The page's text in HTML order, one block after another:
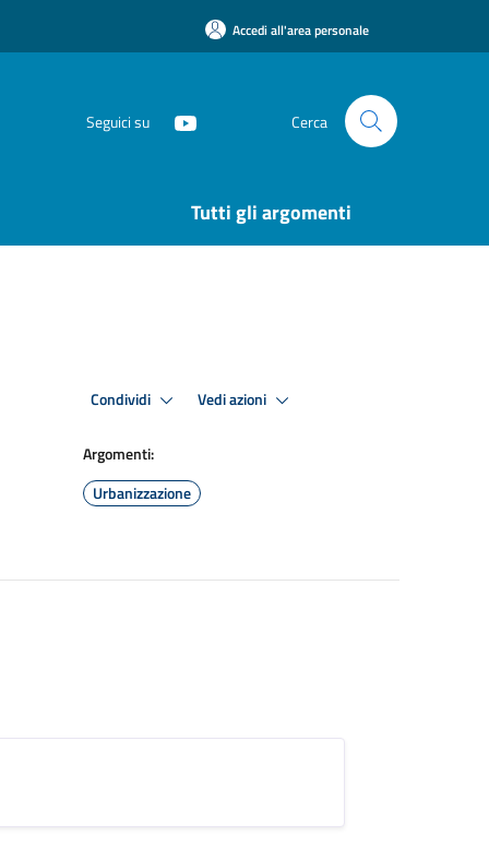
Accedi all'area personale
Seguici su Cerca
Tutti gli argomenti
Condividi Vedi azioni
Argomenti:
Urbanizzazione